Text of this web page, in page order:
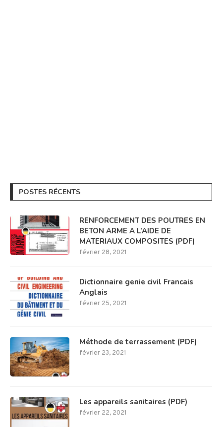
POSTES RÉCENTS
RENFORCEMENT DES POUTRES EN
BETON ARME A L’AIDE DE
MATERIAUX COMPOSITES (PDF)
février 28, 2021
Dictionnaire genie civil Francais
Anglais
février 25, 2021
Méthode de terrassement (PDF)
février 23, 2021
Les appareils sanitaires (PDF)
février 22, 2021